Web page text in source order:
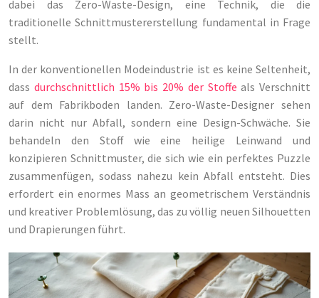
dabei das Zero-Waste-Design, eine Technik, die die
traditionelle Schnittmustererstellung fundamental in Frage
stellt.
In der konventionellen Modeindustrie ist es keine Seltenheit,
dass durchschnittlich 15% bis 20% der Stoffe als Verschnitt
auf dem Fabrikboden landen. Zero-Waste-Designer sehen
darin nicht nur Abfall, sondern eine Design-Schwäche. Sie
behandeln den Stoff wie eine heilige Leinwand und
konzipieren Schnittmuster, die sich wie ein perfektes Puzzle
zusammenfügen, sodass nahezu kein Abfall entsteht. Dies
erfordert ein enormes Mass an geometrischem Verständnis
und kreativer Problemlösung, das zu völlig neuen Silhouetten
und Drapierungen führt.